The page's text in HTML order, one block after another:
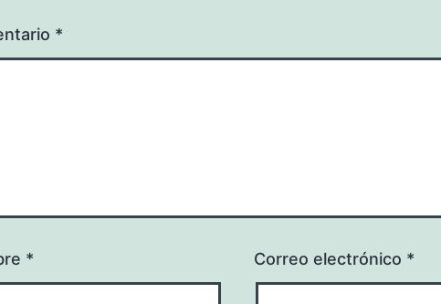
*
* Correo electrónico *